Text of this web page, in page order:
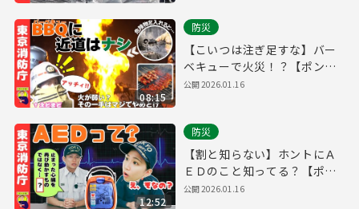
08:15
防災
【こいつは注ぎ足すな】バー
ベキューで火災！？【ポン×
かつ道】
公開2026.01.16
12:52
防災
【割と知らない】ホントにＡ
ＥＤのこと知ってる？【ポン
×かつ道】
公開2026.01.16